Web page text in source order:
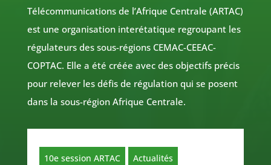
Télécommunications de l’Afrique Centrale (ARTAC)
est une organisation interétatique regroupant les
régulateurs des sous-régions CEMAC-CEEAC-
COPTAC. Elle a été créée avec des objectifs précis
pour relever les défis de régulation qui se posent
dans la sous-région Afrique Centrale.
10e session ARTAC Actualités